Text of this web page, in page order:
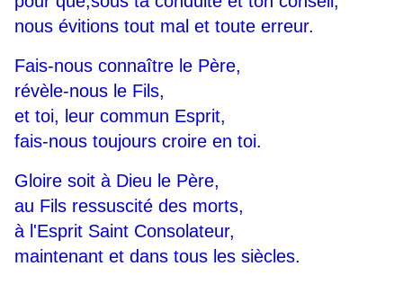
nous évitions tout mal et toute erreur.
Fais-nous connaître le Père,
révèle-nous le Fils,
et toi, leur commun Esprit,
fais-nous toujours croire en toi.
Gloire soit à Dieu le Père,
au Fils ressuscité des morts,
à l'Esprit Saint Consolateur,
maintenant et dans tous les siècles.